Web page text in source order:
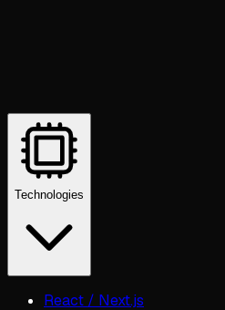
Technologies
React / Next.js